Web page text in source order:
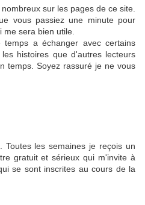
sur les pages de ce site.
vous passiez une minute pour
sera bien utile.
a échanger avec certains
histoires que d'autres lecteurs
temps. Soyez rassuré je ne vous
Toutes les semaines je reçois un
gratuit et sérieux qui m'invite à
se sont inscrites au cours de la